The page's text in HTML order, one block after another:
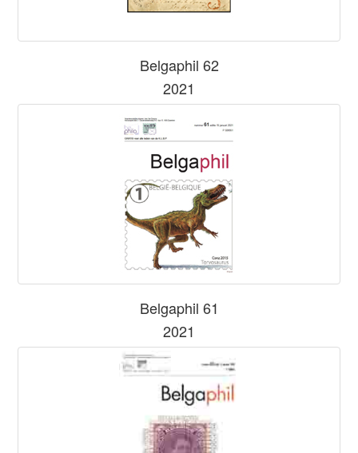
Belgaphil 62
2021
Belgaphil 61
2021